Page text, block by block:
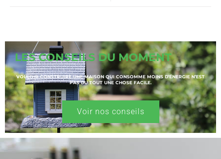
LES CONSEILS DU MOMENT
VOULOIR CONSTRUIRE UNE MAISON QUI CONSOMME MOINS D’ÉNERGIE N’EST
PAS DU TOUT UNE CHOSE FACILE.
Voir nos conseils